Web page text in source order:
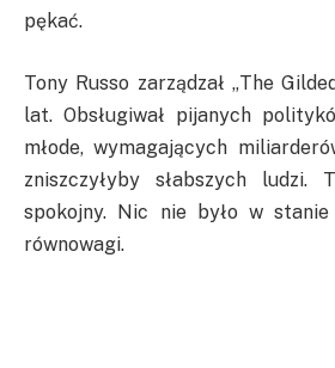
pękać.
Tony Russo zarządzał „The
lat. Obsługiwał pijanych
młode, wymagających
zniszczyłyby słabszych ludzi.
spokojny. Nic nie było w
równowagi.